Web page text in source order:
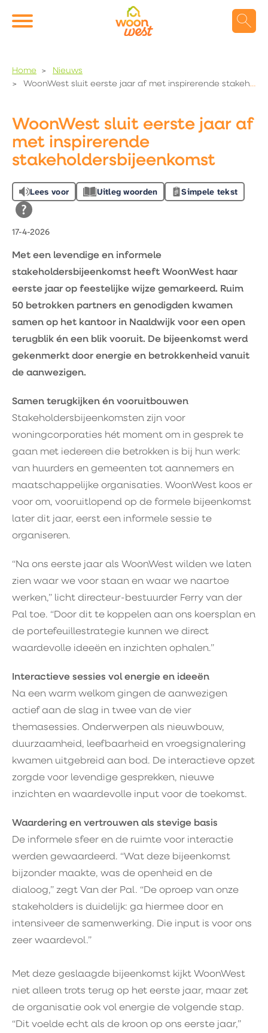
Naar de homepage
Ga naar Hoofd
Home
Nieuws
WoonWest sluit eerste jaar af met inspirerende stakeholdersbijeenkomst
WoonWest sluit eerste jaar af
met inspirerende
stakeholdersbijeenkomst
Lees voor Uitleg woorden Simpele tekst
17-4-2026
Met een levendige en informele
stakeholdersbijeenkomst heeft WoonWest haar
eerste jaar op feestelijke wijze gemarkeerd. Ruim
50 betrokken partners en genodigden kwamen
samen op het kantoor in Naaldwijk voor een open
terugblik én een blik vooruit. De bijeenkomst werd
gekenmerkt door energie en betrokkenheid vanuit
de aanwezigen.
Samen terugkijken én vooruitbouwen
Stakeholdersbijeenkomsten zijn voor
woningcorporaties hét moment om in gesprek te
gaan met iedereen die betrokken is bij hun werk:
van huurders en gemeenten tot aannemers en
maatschappelijke organisaties. WoonWest koos er
voor om, vooruitlopend op de formele bijeenkomst
later dit jaar, eerst een informele sessie te
organiseren.
“Na ons eerste jaar als WoonWest wilden we laten
zien waar we voor staan en waar we naartoe
werken,” licht directeur-bestuurder Ferry van der
Pal toe. “Door dit te koppelen aan ons koersplan en
de portefeuillestrategie kunnen we direct
waardevolle ideeën en inzichten ophalen.”
Interactieve sessies vol energie en ideeën
Na een warm welkom gingen de aanwezigen
actief aan de slag in twee van de vier
themasessies. Onderwerpen als nieuwbouw,
duurzaamheid, leefbaarheid en vroegsignalering
kwamen uitgebreid aan bod. De interactieve opzet
zorgde voor levendige gesprekken, nieuwe
inzichten en waardevolle input voor de toekomst.
Waardering en vertrouwen als stevige basis
De informele sfeer en de ruimte voor interactie
werden gewaardeerd. “Wat deze bijeenkomst
bijzonder maakte, was de openheid en de
dialoog,” zegt Van der Pal. “De oproep van onze
stakeholders is duidelijk: ga hiermee door en
intensiveer de samenwerking. Die input is voor ons
zeer waardevol.”
Met deze geslaagde bijeenkomst kijkt WoonWest
niet alleen trots terug op het eerste jaar, maar zet
de organisatie ook vol energie de volgende stap.
“Dit voelde echt als de kroon op ons eerste jaar,”